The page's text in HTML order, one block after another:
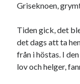
Flöde för inlägg
WordPress.org
Griseknoen,
Tiden gick, det
det dags att ta
från i höstas. I
lov och helger,